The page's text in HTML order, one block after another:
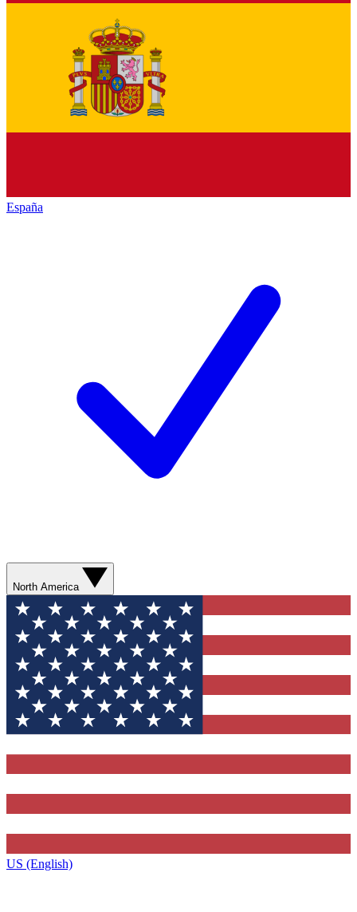
España
North America
US (English)